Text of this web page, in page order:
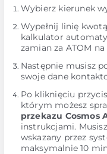
Wybierz kierunek
Wypełnij linię
kalkulator
zamian za ATOM na
Następnie musisz
swoje dane
Po kliknięciu
którym możesz
przekazu Cosmos
instrukcjami.
wskazany przez
maksymalnie 10